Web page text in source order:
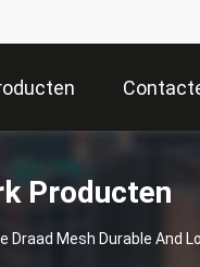
Producten
Draad Mesh Durable And